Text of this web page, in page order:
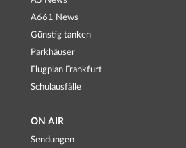
A661 News
Günstig tanken
Parkhäuser
Flugplan Frankfurt
Schulausfälle
ON AIR
Sendungen